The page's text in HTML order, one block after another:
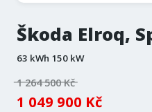
Škoda Elroq,
63 kWh 150 kW
1 264 500 Kč
1 049 900 Kč